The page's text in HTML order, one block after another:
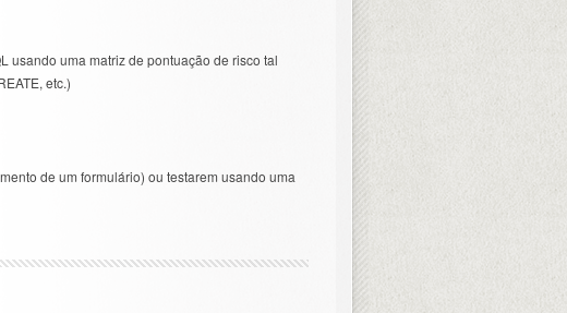
usando uma matriz de pontuação de risco tal
etc.)
de um formulário) ou testarem usando uma